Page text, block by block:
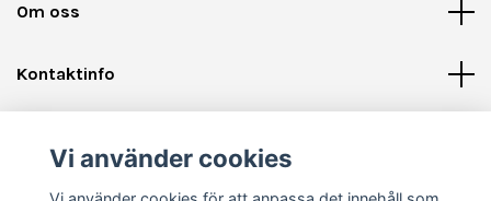
Om oss
Kontaktinfo
Vi använder cookies